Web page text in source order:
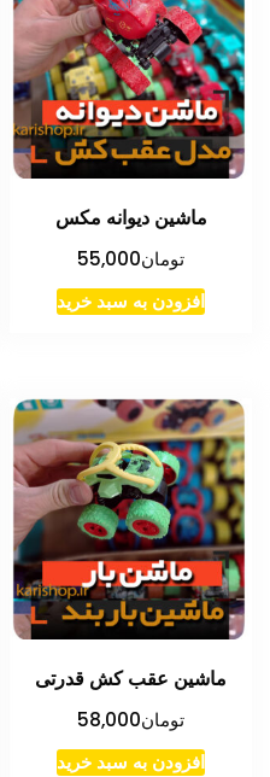
ماشین دیوانه مکس
تومان55,000
افزودن به سبد خرید
ماشین عقب کش قدرتی
تومان58,000
افزودن به سبد خرید